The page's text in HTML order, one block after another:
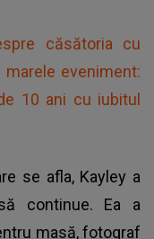
căsătoria cu
eveniment:
10 ani cu iubitul
se afla, Kayley a
continue. Ea a
masă, fotograf